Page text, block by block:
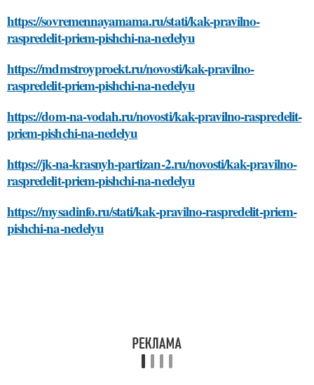
https://sovremennayamama.ru/stati/kak-pravilno-
raspredelit-priem-pishchi-na-nedelyu
https://mdmstroyproekt.ru/novosti/kak-pravilno-
raspredelit-priem-pishchi-na-nedelyu
https://dom-na-vodah.ru/novosti/kak-pravilno-raspredelit-
priem-pishchi-na-nedelyu
https://jk-na-krasnyh-partizan-2.ru/novosti/kak-pravilno-
raspredelit-priem-pishchi-na-nedelyu
https://mysadinfo.ru/stati/kak-pravilno-raspredelit-priem-
pishchi-na-nedelyu